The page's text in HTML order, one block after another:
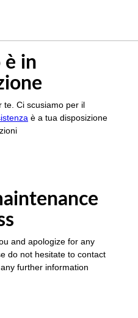
è in
te. Ci scusiamo per il
è a tua disposizione
and apologize for any
do not hesitate to contact
further information